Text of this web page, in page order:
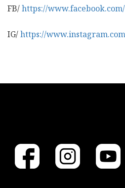
FB/https://
IG/https://